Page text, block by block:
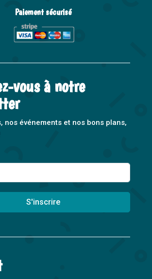
Paiement sécurisé
vous à notre
nos événements et nos bons plans,
S'inscrire